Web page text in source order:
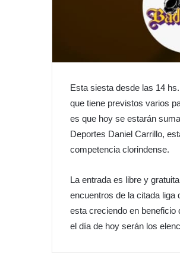
Esta siesta desde las 14
que tiene previstos varios
es que hoy se estarán
Deportes Daniel Carrillo,
competencia clorindense.
La entrada es libre y
encuentros de la citada
esta creciendo en
el día de hoy serán los